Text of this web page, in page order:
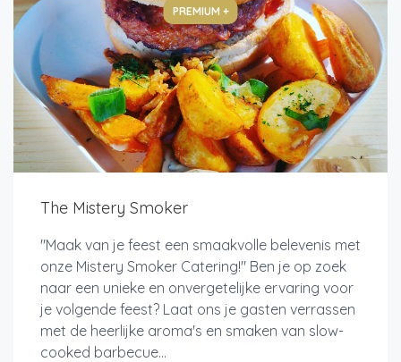
PREMIUM +
The Mistery Smoker
"Maak van je feest een smaakvolle belevenis met
onze Mistery Smoker Catering!" Ben je op zoek
naar een unieke en onvergetelijke ervaring voor
je volgende feest? Laat ons je gasten verrassen
met de heerlijke aroma's en smaken van slow-
cooked barbecue...